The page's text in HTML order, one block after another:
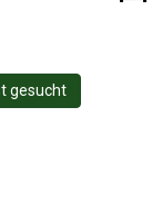
gesucht